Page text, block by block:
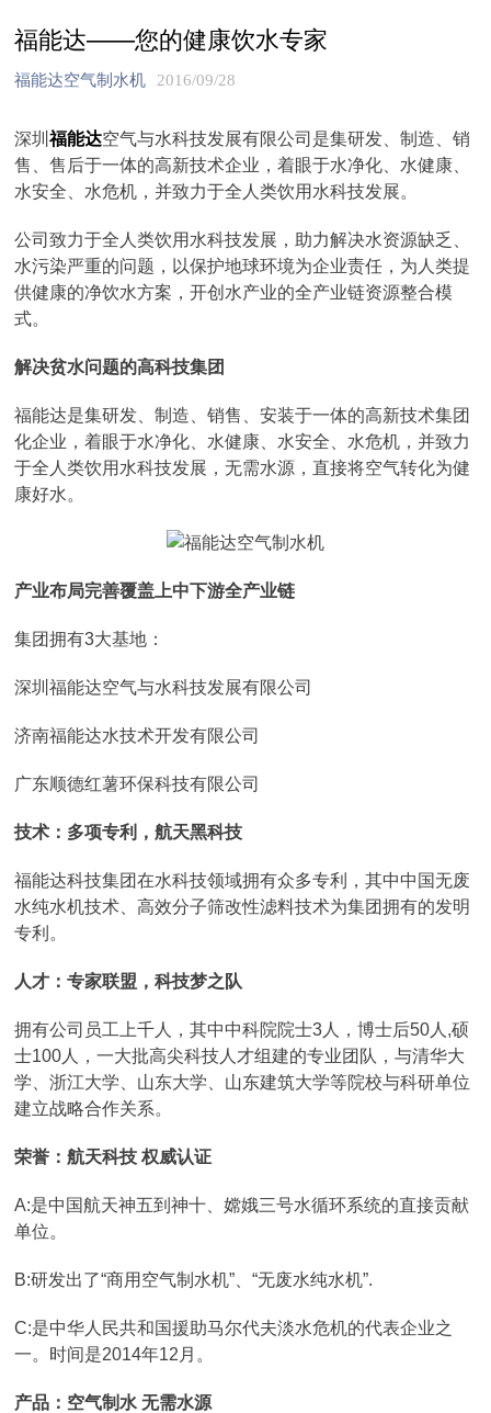
福能达——您的健康饮水专家
福能达空气制水机 2016/09/28
深圳福能达空气与水科技发展有限公司是集研发、制造、销
售、售后于一体的高新技术企业，着眼于水净化、水健康、
水安全、水危机，并致力于全人类饮用水科技发展。
公司致力于全人类饮用水科技发展，助力解决水资源缺乏、
水污染严重的问题，以保护地球环境为企业责任，为人类提
供健康的净饮水方案，开创水产业的全产业链资源整合模
式。
解决贫水问题的高科技集团
福能达是集研发、制造、销售、安装于一体的高新技术集团
化企业，着眼于水净化、水健康、水安全、水危机，并致力
于全人类饮用水科技发展，无需水源，直接将空气转化为健
康好水。
产业布局完善覆盖上中下游全产业链
集团拥有3大基地：
深圳福能达空气与水科技发展有限公司
济南福能达水技术开发有限公司
广东顺德红薯环保科技有限公司
技术：多项专利，航天黑科技
福能达科技集团在水科技领域拥有众多专利，其中中国无废
水纯水机技术、高效分子筛改性滤料技术为集团拥有的发明
专利。
人才：专家联盟，科技梦之队
拥有公司员工上千人，其中中科院院士3人，博士后50人,硕
士100人，一大批高尖科技人才组建的专业团队，与清华大
学、浙江大学、山东大学、山东建筑大学等院校与科研单位
建立战略合作关系。
荣誉：航天科技 权威认证
A:是中国航天神五到神十、嫦娥三号水循环系统的直接贡献
单位。
B:研发出了“商用空气制水机”、“无废水纯水机”.
C:是中华人民共和国援助马尔代夫淡水危机的代表企业之
一。时间是2014年12月。
产品：空气制水 无需水源